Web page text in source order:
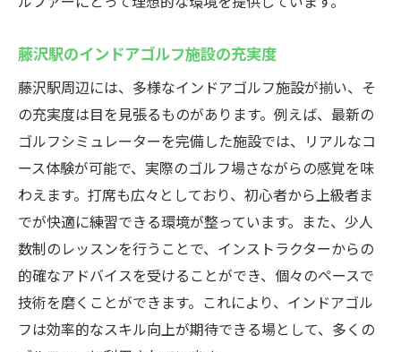
藤沢駅のインドアゴルフ施設の充実度
藤沢駅周辺には、多様なインドアゴルフ施設が揃い、そ
の充実度は目を見張るものがあります。例えば、最新の
ゴルフシミュレーターを完備した施設では、リアルなコ
ース体験が可能で、実際のゴルフ場さながらの感覚を味
わえます。打席も広々としており、初心者から上級者ま
でが快適に練習できる環境が整っています。また、少人
数制のレッスンを行うことで、インストラクターからの
的確なアドバイスを受けることができ、個々のペースで
技術を磨くことができます。これにより、インドアゴル
フは効率的なスキル向上が期待できる場として、多くの